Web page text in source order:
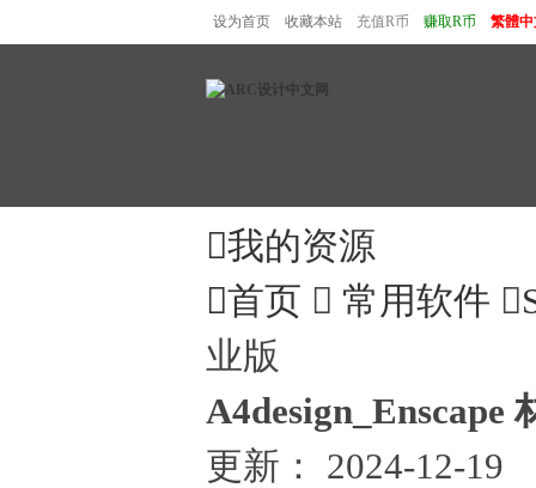
设为首页 收藏本站 充值R币 赚取R币 繁體中
我的资源
首页  常用软件 
业版
A4design_Enscape
更新：
2024-12-19